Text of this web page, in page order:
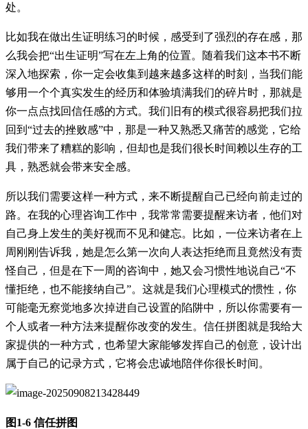
处。
比如我在做出生证明练习的时候，感受到了强烈的存在感，那
么我会把“出生证明”写在左上角的位置。随着我们这本书不断
深入地探索，你一定会收集到越来越多这样的时刻，当我们能
够用一个个真实发生的经历和体验填满我们的碎片时，那就是
你一点点找回信任感的方式。我们旧有的模式很容易把我们拉
回到“过去的挫败感”中，那是一种又熟悉又痛苦的感觉，它给
我们带来了糟糕的影响，但却也是我们很长时间赖以生存的工
具，熟悉就会带来安全感。
所以我们需要这样一种方式，来不断提醒自己已经向前走过的
路。在我的心理咨询工作中，我常常需要提醒来访者，他们对
自己身上发生的美好视而不见和健忘。比如，一位来访者在上
周刚刚告诉我，她是怎么第一次向人表达拒绝而且竟然没有责
怪自己，但是在下一周的咨询中，她又会习惯性地说自己“不
懂拒绝，也不能接纳自己”。这就是我们心理模式的惯性，你
可能毫无察觉地多次掉进自己设置的陷阱中，所以你需要有一
个人或者一种方法来提醒你改变的发生。信任拼图就是我给大
家提供的一种方式，也希望大家能够发挥自己的创意，设计出
属于自己的记录方式，它将会忠诚地陪伴你很长时间。
图1-6 信任拼图